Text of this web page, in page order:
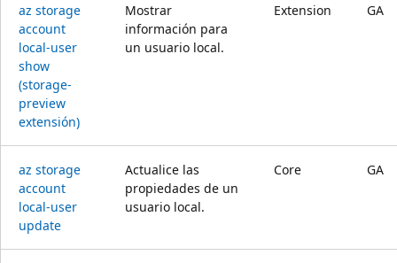
az storage
account
local-user
show
(storage-
preview
extensión)
Mostrar
información para
un usuario local.
Extension GA
az storage
account
local-user
update
Actualice las
propiedades de un
usuario local.
Core GA